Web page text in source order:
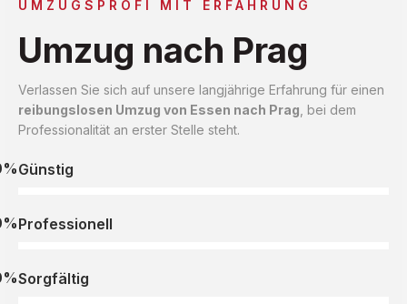
UMZUGSPROFI MIT ERFAHRUNG
Umzug nach Prag
Verlassen Sie sich auf unsere langjährige Erfahrung für einen
reibungslosen Umzug von Essen nach Prag , bei dem
Professionalität an erster Stelle steht.
Günstig
Professionell
Sorgfältig